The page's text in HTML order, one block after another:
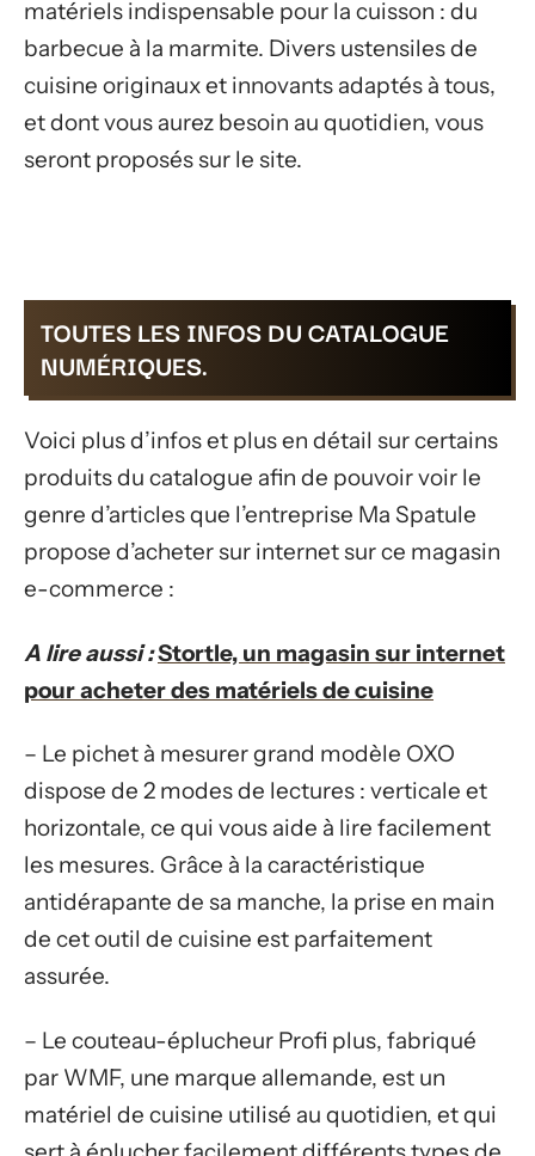
matériels indispensable pour la cuisson : du
barbecue à la marmite. Divers ustensiles de
cuisine originaux et innovants adaptés à tous,
et dont vous aurez besoin au quotidien, vous
seront proposés sur le site.
TOUTES LES INFOS DU CATALOGUE
NUMÉRIQUES.
Voici plus d’infos et plus en détail sur certains
produits du catalogue afin de pouvoir voir le
genre d’articles que l’entreprise Ma Spatule
propose d’acheter sur internet sur ce magasin
e-commerce :
A lire aussi :Stortle, un magasin sur internet
pour acheter des matériels de cuisine
– Le pichet à mesurer grand modèle OXO
dispose de 2 modes de lectures : verticale et
horizontale, ce qui vous aide à lire facilement
les mesures. Grâce à la caractéristique
antidérapante de sa manche, la prise en main
de cet outil de cuisine est parfaitement
assurée.
– Le couteau-éplucheur Profi plus, fabriqué
par WMF, une marque allemande, est un
matériel de cuisine utilisé au quotidien, et qui